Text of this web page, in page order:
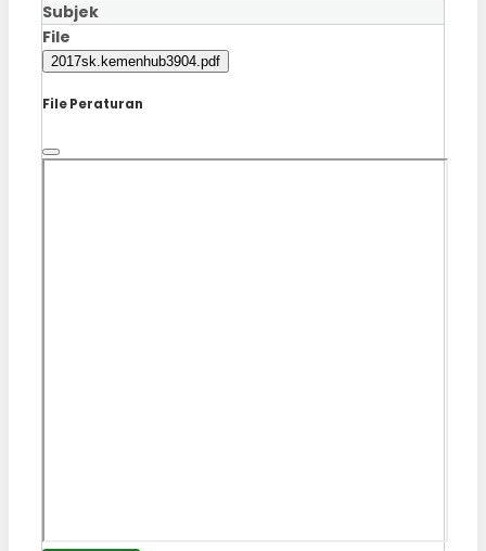
Subjek
File
2017sk.kemenhub3904.pdf
File Peraturan